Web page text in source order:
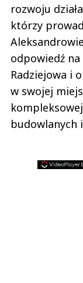
rozwoju
którzy
odpowiedź
Radziejowa i
w swojej
budowlanych